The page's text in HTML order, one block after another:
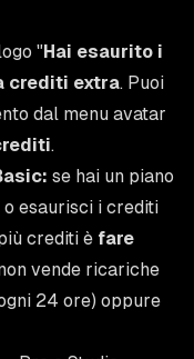
"Hai esaurito i
crediti extra. Puoi
dal menu avatar
.
se hai un piano
esaurisci i crediti
crediti è fare
vende ricariche
24 ore) oppure